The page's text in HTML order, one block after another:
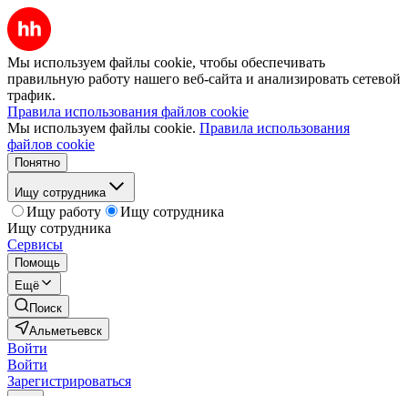
Мы используем файлы cookie, чтобы обеспечивать
правильную работу нашего веб-сайта и анализировать сетевой
трафик.
Правила использования файлов cookie
Мы используем файлы cookie. Правила использования
файлов cookie
Понятно
Ищу сотрудника
Ищу работу
Ищу сотрудника
Ищу сотрудника
Сервисы
Помощь
Ещё
Поиск
Альметьевск
Войти
Войти
Зарегистрироваться